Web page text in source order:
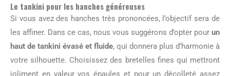
Le tankini pour les hanches généreuses
Si vous avez des hanches très prononcées, l’objectif sera de
les affiner. Dans ce cas, nous vous suggérons d’opter pour un
haut de tankini évasé et fluide, qui donnera plus d’harmonie à
votre silhouette. Choisissez des bretelles fines qui mettront
joliment en valeur vos épaules et pour un décolleté assez